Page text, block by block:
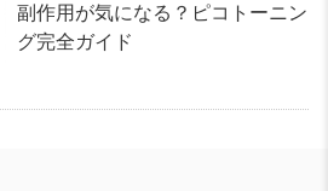
副作用が気になる？ピコトーニン
グ完全ガイド